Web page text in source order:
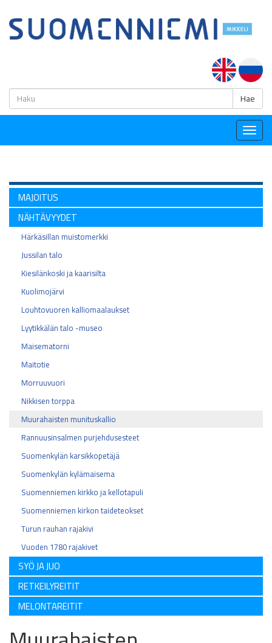
Hae
MAJOITUS
NÄHTÄVYYDET
Härkäsillan muistomerkki
Jussilan talo
Kiesilänkoski ja kaarisilta
Kuolimojärvi
Louhtovuoren kalliomaalaukset
Lyytikkälän talo -museo
Maisematorni
Maitotie
Morruuvuori
Nikkisen torppa
Muurahaisten munituskallio
Rannuusinsalmen purjehdusesteet
Suomenkylän karsikkopetäjä
Suomenkylän kylämaisema
Suomenniemen kirkko ja kellotapuli
Suomenniemen kirkon taideteokset
Turun rauhan rajakivi
Vuoden 1780 rajakivet
SYÖ JA JUO
RETKEILYREITIT
MELONTAREITIT